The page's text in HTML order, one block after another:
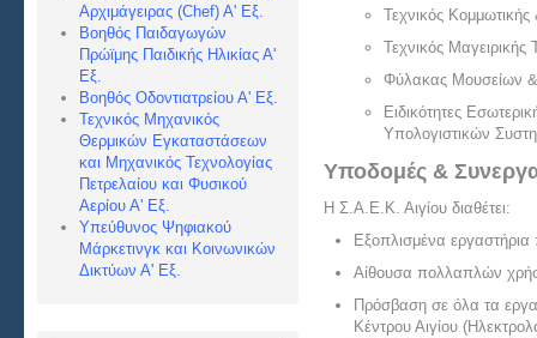
Αρχιμάγειρας (Chef) Α' Εξ.
Βοηθός Παιδαγωγών
Πρώϊμης Παιδικής Ηλικίας Α'
Εξ.
Βοηθός Οδοντιατρείου Α' Εξ.
Τεχνικός Μηχανικός
Θερμικών Εγκαταστάσεων
και Μηχανικός Τεχνολογίας
Πετρελαίου και Φυσικού
Αερίου Α' Εξ.
Υπεύθυνος Ψηφιακού
Μάρκετινγκ και Κοινωνικών
Δικτύων Α' Εξ.
Τεχνικός Κομμωτικής
Τεχνικός Μαγειρικής
Φύλακας Μουσείων
Ειδικότητες
Υπολογιστικών
Υποδομές &
Η Σ.Α.Ε.Κ. Αιγίου διαθέτει:
Εξοπλισμένα εργαστήρια
Αίθουσα πολλαπλών
Πρόσβαση σε όλα τα
Κέντρου Αιγίου